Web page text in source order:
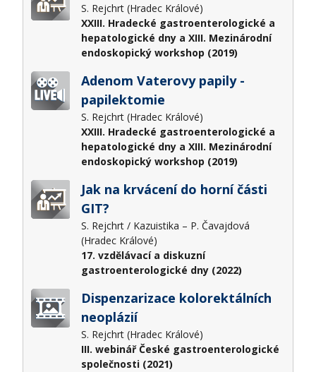
S. Rejchrt (Hradec Králové)
XXIII. Hradecké gastroenterologické a
hepatologické dny a XIII. Mezinárodní
endoskopický workshop (2019)
Adenom Vaterovy papily -
papilektomie
S. Rejchrt (Hradec Králové)
XXIII. Hradecké gastroenterologické a
hepatologické dny a XIII. Mezinárodní
endoskopický workshop (2019)
Jak na krvácení do horní části
GIT?
S. Rejchrt / Kazuistika – P. Čavajdová
(Hradec Králové)
17. vzdělávací a diskuzní
gastroenterologické dny (2022)
Dispenzarizace kolorektálních
neoplázií
S. Rejchrt (Hradec Králové)
III. webinář České gastroenterologické
společnosti (2021)